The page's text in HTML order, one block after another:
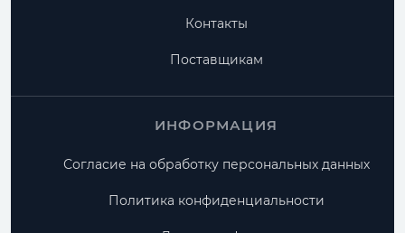
Контакты
Поставщикам
ИНФОРМАЦИЯ
Согласие на обработку персональных данных
Политика конфиденциальности